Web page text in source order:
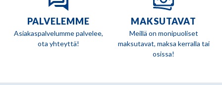
PALVELEMME
Asiakaspalvelumme palvelee,
ota yhteyttä!
MAKSUTAVAT
Meillä on monipuoliset
maksutavat, maksa kerralla tai
osissa!